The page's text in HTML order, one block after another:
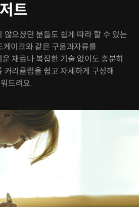
트
않으셨던 분들도 쉽게 따라 할 수 있는
케이크와 같은 구움과자류를
재료나 복잡한 기술 없이도 충분히
커리큘럼을 쉽고 자세하게 구성해
드려요.